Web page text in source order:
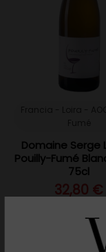
Domaine Serge
Pouilly-Fumé
75cl
32,80 €
Añadir al